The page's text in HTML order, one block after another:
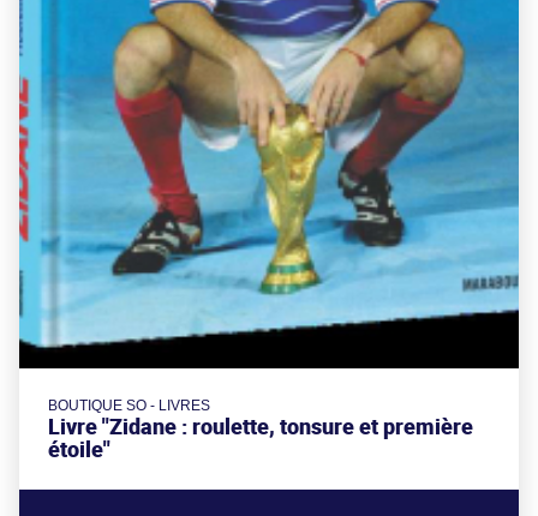
BOUTIQUE SO - LIVRES
Livre "Zidane : roulette, tonsure et première
étoile"